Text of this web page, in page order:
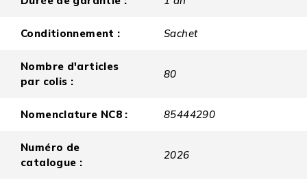
Conditionnement : Sachet
Nombre d'articles
par colis :
80
Nomenclature NC8 : 85444290
Numéro de
catalogue :
2026